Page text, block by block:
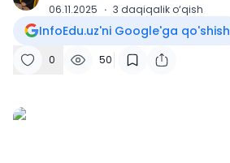
06.11.2025 · 3 daqiqalik o‘qish
InfoEdu.uz'ni Google'ga qo'shish
0 50